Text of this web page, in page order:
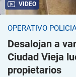
VIDEO
OPERATIVO
Desalojan a
Ciudad Vieja
propietarios